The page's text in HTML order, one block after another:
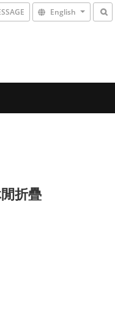
English
折疊